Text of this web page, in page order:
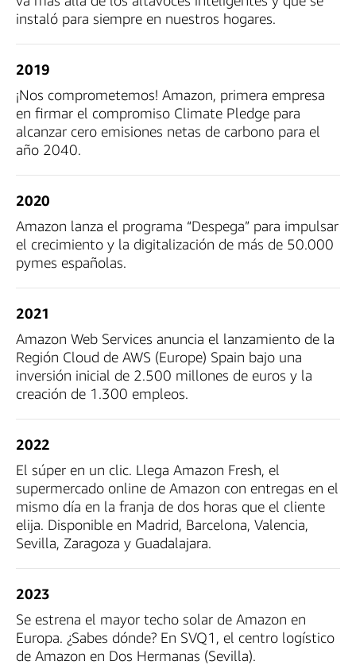
instaló para siempre en nuestros hogares.
2019
¡Nos comprometemos! Amazon, primera empresa
en firmar el compromiso Climate Pledge para
alcanzar cero emisiones netas de carbono para el
año 2040.
2020
Amazon lanza el programa “Despega” para impulsar
el crecimiento y la digitalización de más de 50.000
pymes españolas.
2021
Amazon Web Services anuncia el lanzamiento de la
Región Cloud de AWS (Europe) Spain bajo una
inversión inicial de 2.500 millones de euros y la
creación de 1.300 empleos.
2022
El súper en un clic. Llega Amazon Fresh, el
supermercado online de Amazon con entregas en el
mismo día en la franja de dos horas que el cliente
elija. Disponible en Madrid, Barcelona, Valencia,
Sevilla, Zaragoza y Guadalajara.
2023
Se estrena el mayor techo solar de Amazon en
Europa. ¿Sabes dónde? En SVQ1, el centro logístico
de Amazon en Dos Hermanas (Sevilla).